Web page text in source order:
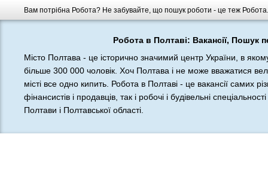
Вам потрібна Робота? Не забувайте, що пошук роботи - це теж Робота.
Робота в Полтаві: Вакансії, Пошук
Місто Полтава - це історично значимий центр України, в
більше 300 000 чоловік. Хоч Полтава і не може вважатися
місті все одно кипить. Робота в Полтаві - це вакансії самих
фінансистів і продавців, так і робочі і будівельні
Полтави і Полтавської області.